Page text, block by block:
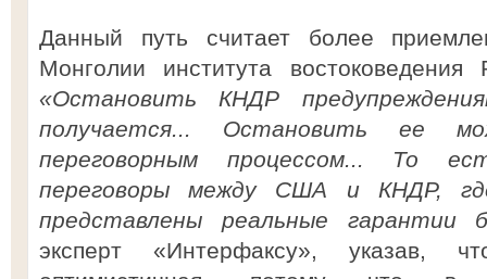
Данный путь считает более
Монголии института
«Остановить КНДР
получается... Остановить ее
переговорным процессом... То
переговоры между США и КНДР,
представлены реальные
эксперт «Интерфаксу», указав,